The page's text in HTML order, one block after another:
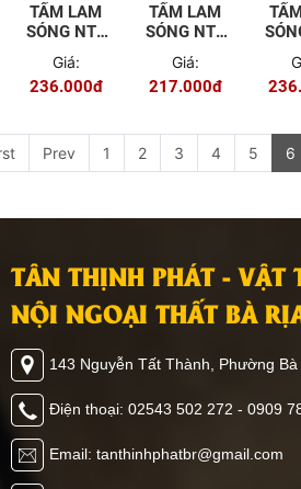
TẤM LAM
SÓNG NTA
3SC-
60083-122
Giá:
236.000đ
TẤM LAM
SÓNG NTA
3SC-60160
Giá:
217.000đ
Prev 1 2 3 4 5 6
TÂN THỊNH PHÁT - VẬT
NỘI NGOẠI THẤT BÀ
143 Nguyễn Tất Thành, Phường
Điện thoại: 02543 502 272 - 0909
Email: tanthinhphatbr@gmail.com